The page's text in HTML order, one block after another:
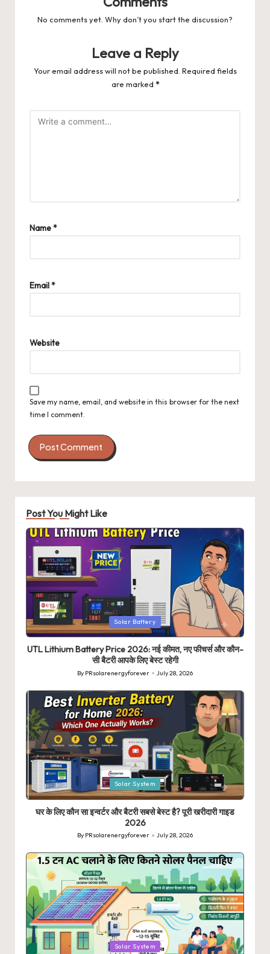
No comments yet. Why don’t you start the discussion?
Leave a Reply
Your email address will not be published. Required fields
are marked *
Name*
Email*
Website
Save my name, email, and website in this browser for the next
time I comment.
Post You Might Like
Posted
in
Solar Battery
UTL Lithium Battery Price 2026: नई कीमत, नए फीचर्स और कौन-
सी बैटरी आपके लिए बेस्ट रहेगी
Posted
By PRsolarenergyforever July 28, 2026
Posted
in
Solar System
घर के लिए कौन सा इन्वर्टर और बैटरी सबसे बेस्ट है? पूरी खरीदारी गाइड
2026
Posted
by
By PRsolarenergyforever July 28, 2026
Posted
Solar System